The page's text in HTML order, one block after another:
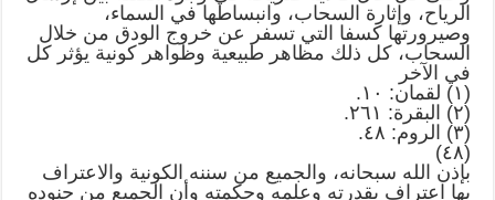
الرياح، وإثارة السحاب، وانبساطها في السماء،
وصيرورتها كسفا التي تسفر عن خروج الودق من خلال
السحاب، كل ذلك مظاهر طبيعية وظواهر كونية يؤثر كل
في الآخر
(١) لقمان: ١٠.
(٢) البقرة: ٢٦١.
(٣) الروم: ٤٨.
(٤٨)
بإذن الله سبحانه، والجميع من سننه الكونية والاعتراف
بها اعتراف بقدرته وعلمه وحكمته وأن الجميع من جنوده